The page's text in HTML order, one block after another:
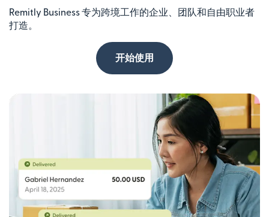
Remitly Business 专为跨境工作的企业、团队和自由职业者
打造。
开始使用